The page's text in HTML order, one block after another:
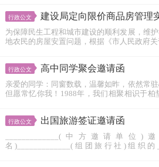
行政公文 建设局定向限价商品房管理
为保障民生工程和城市建设的顺利发展，维
地农民的房屋安置问题，根据《市人民政府
行政公文 高中同学聚会邀请函
亲爱的同学：同窗数载，温馨如昨，依然常
但愿常忆你我！1988年，我们相聚相识于
行政公文 出国旅游签证邀请函
_____________(中方邀请单位)邀
名)_____________(组团旅行社)组织的